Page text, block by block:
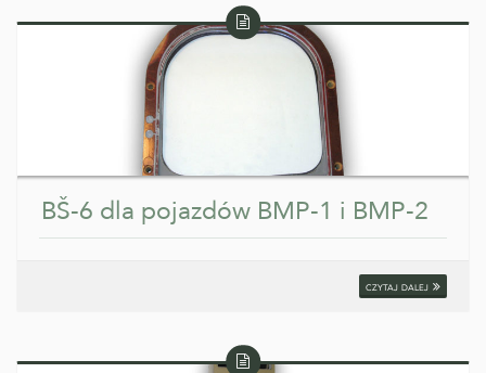
BŠ-6 dla pojazdów BMP-1 i BMP-2
Wpis
tekstowy
czytaj dalej
Wpis